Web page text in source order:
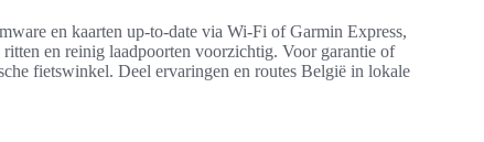
en kaarten up‑to‑date via Wi‑Fi of Garmin Express,
en reinig laadpoorten voorzichtig. Voor garantie of
fietswinkel. Deel ervaringen en routes België in lokale